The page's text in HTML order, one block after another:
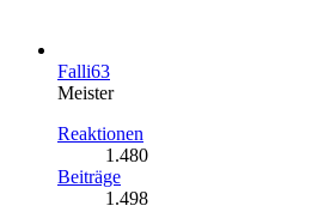
Falli63
Meister
Reaktionen
1.480
Beiträge
1.498